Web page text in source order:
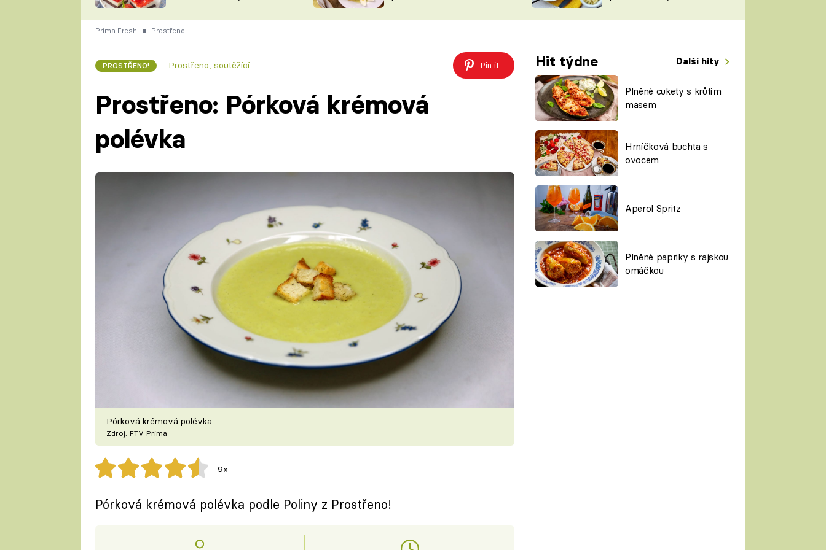
ČESKO NA TALÍŘI
KUCHAŘKA
VYCHYTÁVKY
ŠÉFREDAKTORKY
ČASOPIS
Prima Fresh ■ Prostřeno!
PROSTŘENO! Prostřeno, soutěžící Pin it Hit týdne Další hity
Plněné cukety s krůtím
masem
Hrníčková buchta s
ovocem
Aperol Spritz
Plněné papriky s rajskou
omáčkou
Prostřeno: Pórková krémová
polévka
Pórková krémová polévka
Zdroj: FTV Prima
9x
Pórková krémová polévka podle Poliny z Prostřeno!